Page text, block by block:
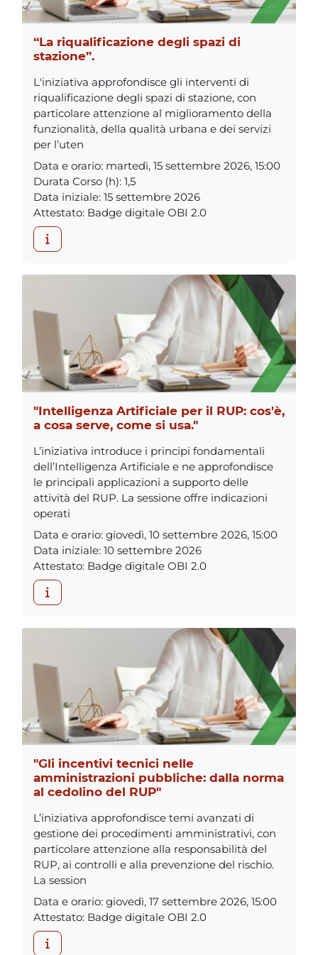
“La riqualificazione degli spazi di
stazione”.
L'iniziativa approfondisce gli interventi di
riqualificazione degli spazi di stazione, con
particolare attenzione al miglioramento della
funzionalità, della qualità urbana e dei servizi
per l’uten
Data e orario: martedì, 15 settembre 2026, 15:00
Durata Corso (h): 1,5
Data iniziale: 15 settembre 2026
Attestato: Badge digitale OBI 2.0
"Intelligenza Artificiale per il RUP: cos'è,
a cosa serve, come si usa."
L’iniziativa introduce i principi fondamentali
dell’Intelligenza Artificiale e ne approfondisce
le principali applicazioni a supporto delle
attività del RUP. La sessione offre indicazioni
operati
Data e orario: giovedì, 10 settembre 2026, 15:00
Data iniziale: 10 settembre 2026
Attestato: Badge digitale OBI 2.0
"Gli incentivi tecnici nelle
amministrazioni pubbliche: dalla norma
al cedolino del RUP"
L’iniziativa approfondisce temi avanzati di
gestione dei procedimenti amministrativi, con
particolare attenzione alla responsabilità del
RUP, ai controlli e alla prevenzione del rischio.
La session
Data e orario: giovedì, 17 settembre 2026, 15:00
Attestato: Badge digitale OBI 2.0